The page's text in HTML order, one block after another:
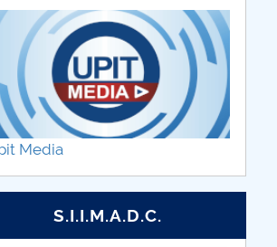
Media
S.I.I.M.A.D.C.